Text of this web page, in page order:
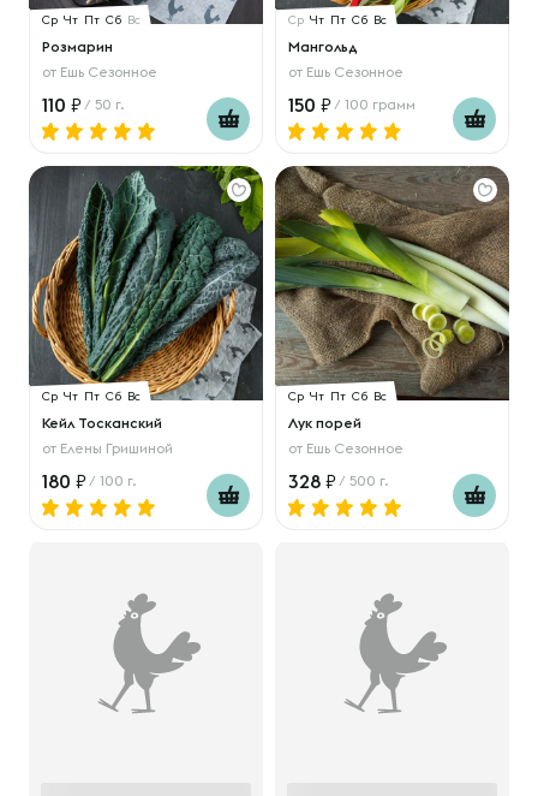
Ср Чт Пт Сб Вс
Розмарин
от Ешь Сезонное
110 / 50 г.
Ср Чт Пт Сб Вс
Мангольд
от Ешь Сезонное
150 / 100 грамм
Ср Чт Пт Сб Вс
Кейл Тосканский
от Елены Гришиной
180 / 100 г.
Ср Чт Пт Сб Вс
Лук порей
от Ешь Сезонное
328 / 500 г.